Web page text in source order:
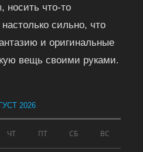
носить что-то
сильно, что
и оригинальные
вещь своими руками.
2026
ЧТ ПТ СБ ВС